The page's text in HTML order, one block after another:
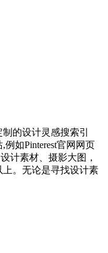
的设计灵感搜索引
如Pinterest官网网页
计素材、摄影大图，
。无论是寻找设计素